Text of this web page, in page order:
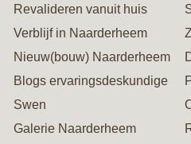
Revalideren vanuit huis
Verblijf in Naarderheem
Nieuw(bouw) Naarderheem
Blogs ervaringsdeskundige
Swen
Galerie Naarderheem